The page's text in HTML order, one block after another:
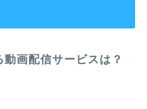
動画配信サービスは？